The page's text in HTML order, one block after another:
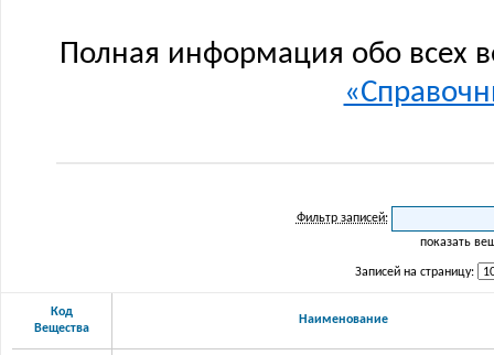
Полная информация обо всех
Фильтр записей:
показать
Записей на страницу:
Код
Вещества
Наименование